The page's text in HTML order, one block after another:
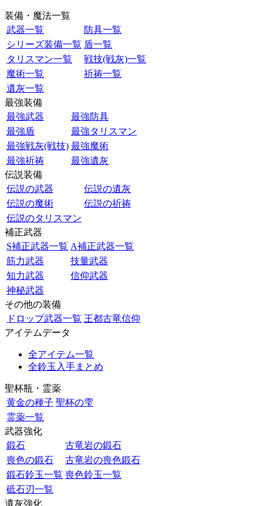
装備・魔法一覧
武器一覧
防具一覧
シリーズ装備一覧 盾一覧
タリスマン一覧
戦技(戦灰)一覧
魔術一覧
祈祷一覧
遺灰一覧
最強装備
最強武器
最強防具
最強盾
最強タリスマン
最強戦灰(戦技) 最強魔術
最強祈祷
最強遺灰
伝説装備
伝説の武器
伝説の遺灰
伝説の魔術
伝説の祈祷
伝説のタリスマン
補正武器
S補正武器一覧 A補正武器一覧
筋力武器
技量武器
知力武器
信仰武器
神秘武器
その他の装備
ドロップ武器一覧 王都古竜信仰
アイテムデータ
全アイテム一覧
全鈴玉入手まとめ
聖杯瓶・霊薬
黄金の種子 聖杯の雫
霊薬一覧
武器強化
鍛石
古竜岩の鍛石
喪色の鍛石
古竜岩の喪色鍛石
鍛石鈴玉一覧 喪色鈴玉一覧
砥石刃一覧
遺灰強化